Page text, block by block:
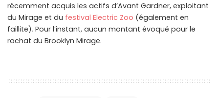
récemment acquis les actifs d’Avant Gardner, exploitant
du Mirage et du festival Electric Zoo (également en
faillite). Pour l’instant, aucun montant évoqué pour le
rachat du Brooklyn Mirage.